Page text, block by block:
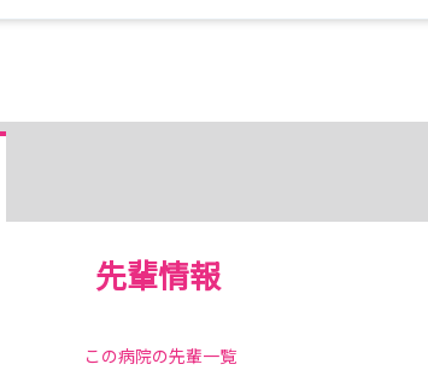
い🤗
先輩情報
この病院の先輩一覧